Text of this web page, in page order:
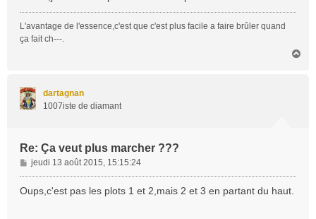
L'avantage de l'essence,c'est que c'est plus facile a faire brûler quand
ça fait ch---.
dartagnan
1007iste de diamant
Re: Ça veut plus marcher ???
M
e
jeudi 13 août 2015, 15:15:24
Oups,c'est pas les plots 1 et 2,mais 2 et 3 en partant du haut.